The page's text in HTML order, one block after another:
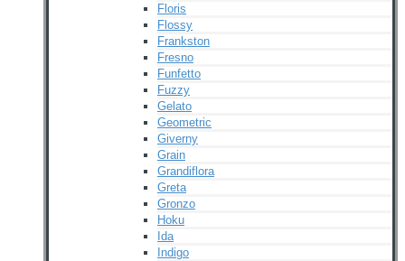
Floris
Flossy
Frankston
Fresno
Funfetto
Fuzzy
Gelato
Geometric
Giverny
Grain
Grandiflora
Greta
Gronzo
Hoku
Ida
Indigo